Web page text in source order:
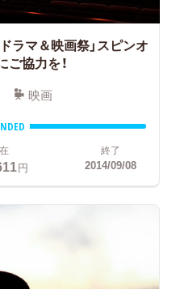
ラマ＆映画祭」スピンオ
ご協力を！
映画
円
終了
2014/09/08